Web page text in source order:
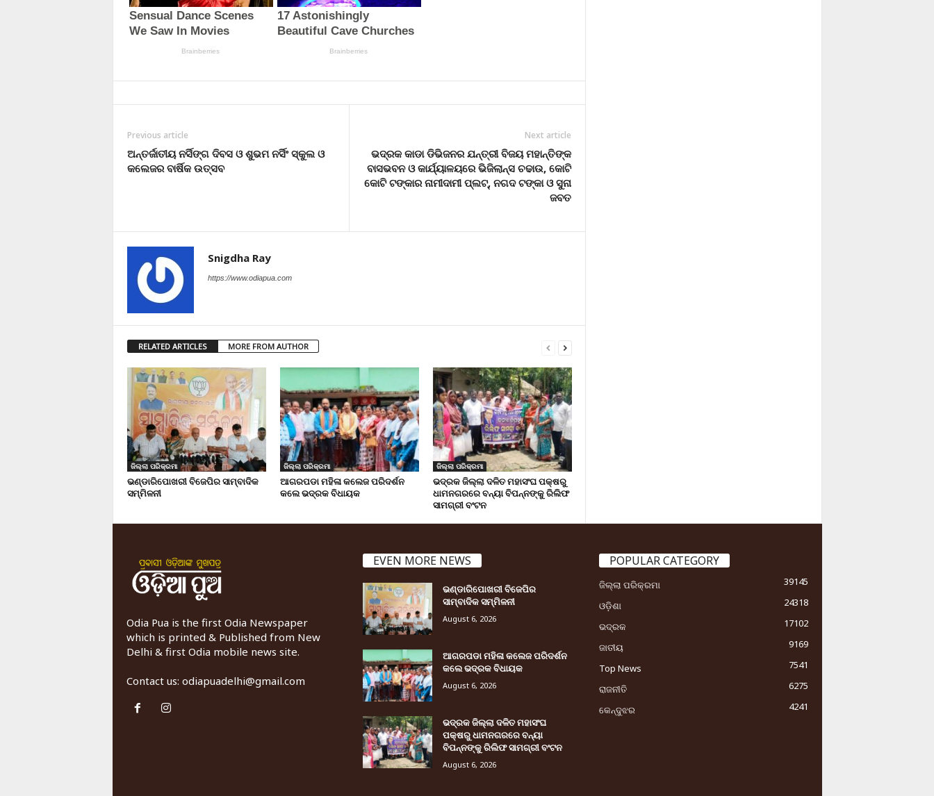
Previous article
ଅନ୍ତର୍ଜାତୀୟ ନର୍ସିଙ୍ଗ ଦିବସ ଓ ଶୁଭମ ନର୍ସିଂ ସ୍କୁଲ ଓ
କଲେଜର ବାର୍ଷିକ ଉତ୍ସବ
Next article
ଭଦ୍ରକ କାଡା ଡିଭିଜନର ଯନ୍ତ୍ରୀ ବିଜୟ ମହାନ୍ତିଙ୍କ
ବାସଭବନ ଓ କାର୍ଯ୍ୟାଳୟରେ ଭିଜିଲାନ୍ସ ଚଢାଉ, କୋଟି
କୋଟି ଟଙ୍କାର ନାମୀଦାମୀ ପ୍ଲଟ୍‌, ନଗଦ ଟଙ୍କା ଓ ସୁନା
ଜବତ
Snigdha Ray
https://www.odiapua.com
RELATED ARTICLES MORE FROM AUTHOR
ଜିଲ୍ଲା ପରିକ୍ରମା
ଭଣ୍ଡାରିପୋଖରୀ ବିଜେପିର ସାମ୍ବାଦିକ
ସମ୍ମିଳନୀ
ଜିଲ୍ଲା ପରିକ୍ରମା
ଆଗରପଡା ମହିଳା କଲେଜ ପରିଦର୍ଶନ
କଲେ ଭଦ୍ରକ ବିଧାୟକ
ଜିଲ୍ଲା ପରିକ୍ରମା
ଭଦ୍ରକ ଜିଲ୍ଲା ଦଳିତ ମହାସଂଘ ପକ୍ଷରୁ
ଧାମନଗରରେ ବନ୍ୟା ବିପନ୍ନଙ୍କୁ ରିଲିଫ
ସାମଗ୍ରୀ ବଂଟନ
Odia Pua is the first Odia Newspaper
which is printed & Published from New
Delhi & first Odia mobile news site.
Contact us: odiapuadelhi@gmail.com
EVEN MORE NEWS
ଭଣ୍ଡାରିପୋଖରୀ ବିଜେପିର
ସାମ୍ବାଦିକ ସମ୍ମିଳନୀ
August 6, 2026
ଆଗରପଡା ମହିଳା କଲେଜ ପରିଦର୍ଶନ
କଲେ ଭଦ୍ରକ ବିଧାୟକ
August 6, 2026
ଭଦ୍ରକ ଜିଲ୍ଲା ଦଳିତ ମହାସଂଘ
ପକ୍ଷରୁ ଧାମନଗରରେ ବନ୍ୟା
ବିପନ୍ନଙ୍କୁ ରିଲିଫ ସାମଗ୍ରୀ ବଂଟନ
August 6, 2026
POPULAR CATEGORY
ଜିଲ୍ଲା ପରିକ୍ରମା
39145
ଓଡ଼ିଶା
24318
ଭଦ୍ରକ
17102
ଜାତୀୟ
9169
Top News
7541
ରାଜନୀତି
6275
କେନ୍ଦୁଝର
4241